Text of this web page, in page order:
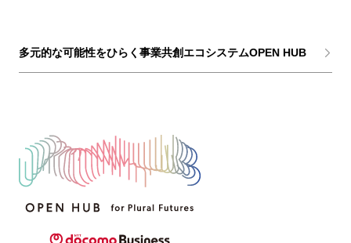
多元的な可能性をひらく事業共創エコシステムOPEN HUB